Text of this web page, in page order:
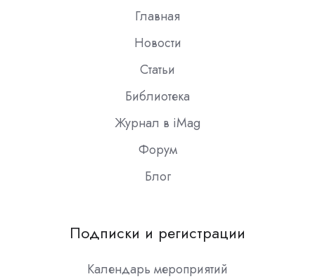
Главная
Новости
Статьи
Библиотека
Журнал в iMag
Форум
Блог
Подписки и регистрации
Календарь мероприятий